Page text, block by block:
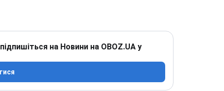
на Новини на OBOZ.UA у